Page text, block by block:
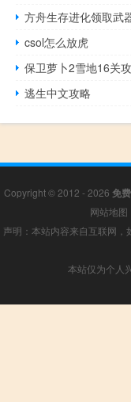
方舟生存进化领取武
csol怎么放虎
保卫萝卜2雪地16关
逃生中文攻略
Copyright © 2012 - 2026 免
网站地图
声明：本站内容来自互联网
本站仅为个人